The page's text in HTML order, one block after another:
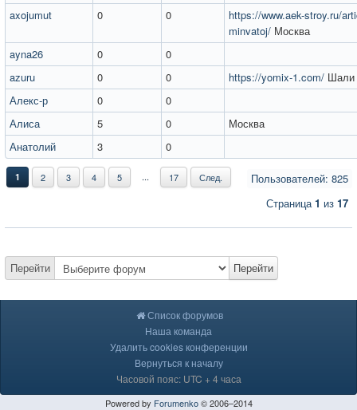
axojumut
0 0
https://www.aek-stroy.ru/
minvatoj/ Москва
ayna26
0
0
azuru
0 0 https://yomix-1.com/ Шали
Алекс-р
0
0
Алиса
5 0
Москва
Анатолий
3 0
Пользователей: 825
1 2 3 4 5 ... 17 След.
Страница1 из 17
Перейти Перейти
Список форумов
Наша команда
Удалить cookies конференции
Вернуться к началу
Часовой пояс: UTC + 4 часа
Powered by Forumenko© 2006–2014